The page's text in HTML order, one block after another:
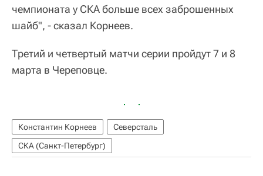
чемпионата у СКА больше всех заброшенных
шайб", - сказал Корнеев.
Третий и четвертый матчи серии пройдут 7 и 8
марта в Череповце.
Константин Корнеев
Северсталь
СКА (Санкт-Петербург)